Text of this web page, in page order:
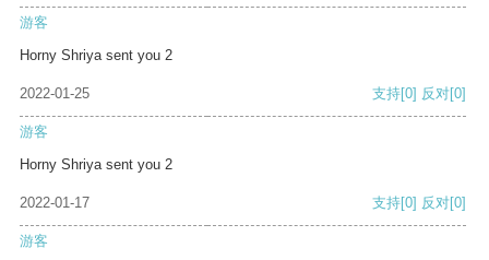
游客
Horny Shriya sent you 2
2022-01-25 支持[0] 反对[0]
游客
Horny Shriya sent you 2
2022-01-17 支持[0] 反对[0]
游客